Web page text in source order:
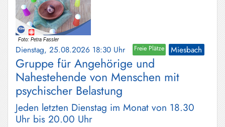
Dienstag, 25.08.2026 18:30 Uhr Freie Plätze Miesbach
Gruppe für Angehörige und
Nahestehende von Menschen mit
psychischer Belastung
Jeden letzten Dienstag im Monat von 18.30
Uhr bis 20.00 Uhr